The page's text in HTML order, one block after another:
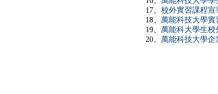
17、 校外實習課程
18、 萬能科技大學
19、 萬能科大學生校
20、 萬能科技大學